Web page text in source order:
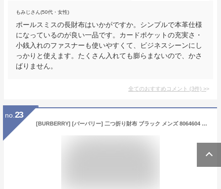
もみじさん(50代・女性)
ポールスミスの長財布はいかがですか。シンプルで本革仕様
になっているのが良い一品です。カードポケットの充実さ・
小銭入れのファスナーも使いやすくて、ビジネスシーンにし
っかりと使えます。たくさん入れても膨らまないので、かさ
ばりません。
全てのおすすめコメント (3件) >
no. 23
[BURBERRY] [バーバリー] 二つ折り財布 ブラック メンズ 8064604 8070201 A1208 [並行輸入品]